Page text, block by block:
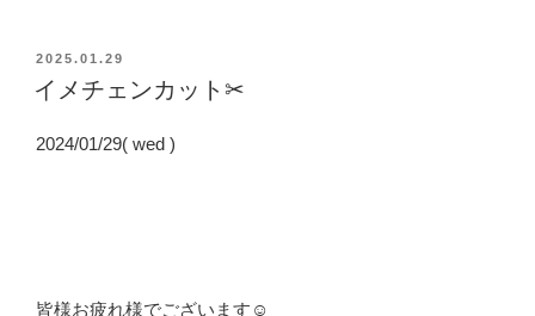
投
稿
日:
2025.01.29
イメチェンカット✂
2024/01/29( wed )
皆様お疲れ様でございます☺